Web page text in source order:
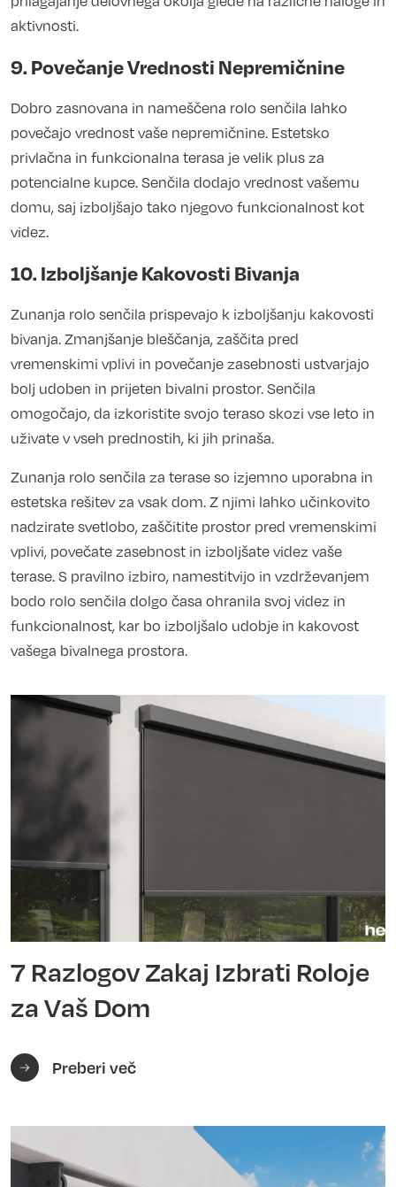
aktivnosti.
9. Povečanje Vrednosti Nepremičnine
Dobro zasnovana in nameščena rolo senčila lahko
povečajo vrednost vaše nepremičnine. Estetsko
privlačna in funkcionalna terasa je velik plus za
potencialne kupce. Senčila dodajo vrednost vašemu
domu, saj izboljšajo tako njegovo funkcionalnost kot
videz.
10. Izboljšanje Kakovosti Bivanja
Zunanja rolo senčila prispevajo k izboljšanju kakovosti
bivanja. Zmanjšanje bleščanja, zaščita pred
vremenskimi vplivi in povečanje zasebnosti ustvarjajo
bolj udoben in prijeten bivalni prostor. Senčila
omogočajo, da izkoristite svojo teraso skozi vse leto in
uživate v vseh prednostih, ki jih prinaša.
Zunanja rolo senčila za terase so izjemno uporabna in
estetska rešitev za vsak dom. Z njimi lahko učinkovito
nadzirate svetlobo, zaščitite prostor pred vremenskimi
vplivi, povečate zasebnost in izboljšate videz vaše
terase. S pravilno izbiro, namestitvijo in vzdrževanjem
bodo rolo senčila dolgo časa ohranila svoj videz in
funkcionalnost, kar bo izboljšalo udobje in kakovost
vašega bivalnega prostora.
7 Razlogov Zakaj Izbrati Roloje
za Vaš Dom
Preberi več